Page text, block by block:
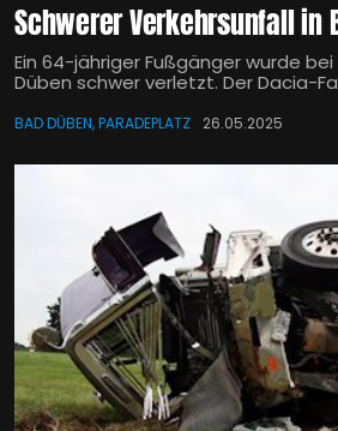
Schwerer Verkehrsunfall in
Ein 64-jähriger Fußgänger wurde
Düben schwer verletzt. Der Dacia-
BAD DÜBEN, PARADEPLATZ 26.05.2025